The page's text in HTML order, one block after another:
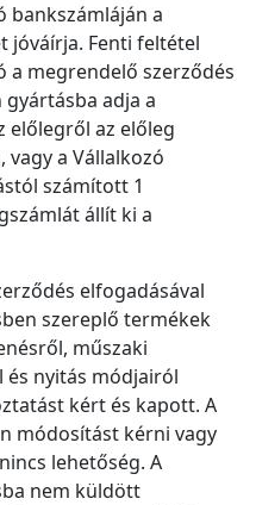
bankszámláján a
jóváírja. Fenti feltétel
a megrendelő szerződés
adja a
előlegről az előleg
vagy a Vállalkozó
számított 1
állít ki a
elfogadásával
szereplő termékek
műszaki
nyitás módjairól
kért és kapott. A
módosítást kérni vagy
lehetőség. A
nem küldött